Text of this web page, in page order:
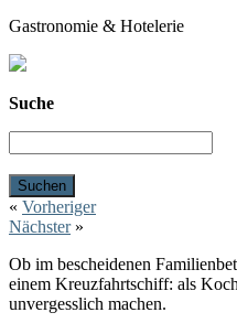
Gastronomie & Hotelerie
Suche
« Vorheriger
Nächster»
Ob im bescheidenen
einem Kreuzfahrtschiff: als
unvergesslich machen.